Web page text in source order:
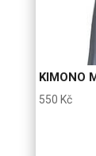
KIMONO
550 Kč